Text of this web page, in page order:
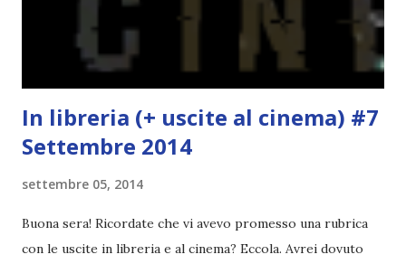
è ricca di natura! Leggete un libro con una cover molto, ...
In libreria (+ uscite al cinema) #7
Settembre 2014
settembre 05, 2014
Buona sera! Ricordate che vi avevo promesso una rubrica
con le uscite in libreria e al cinema? Eccola. Avrei dovuto